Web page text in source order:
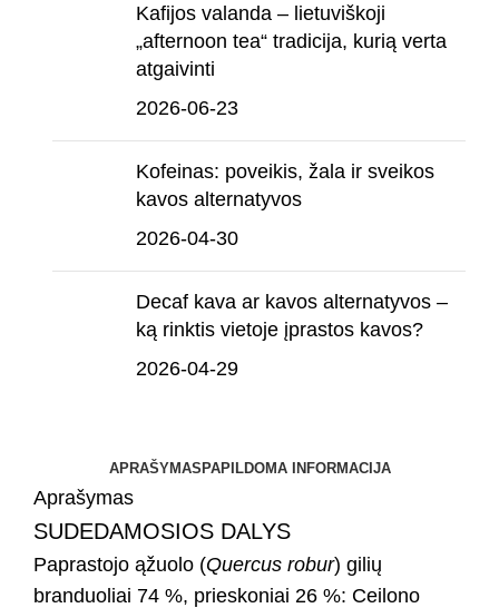
Kafijos valanda – lietuviškoji
„afternoon tea“ tradicija, kurią verta
atgaivinti
2026-06-23
Kofeinas: poveikis, žala ir sveikos
kavos alternatyvos
2026-04-30
Decaf kava ar kavos alternatyvos –
ką rinktis vietoje įprastos kavos?
2026-04-29
APRAŠYMAS PAPILDOMA INFORMACIJA
Aprašymas
SUDEDAMOSIOS DALYS
Paprastojo ąžuolo (Quercus robur) gilių
branduoliai 74 %, prieskoniai 26 %: Ceilono